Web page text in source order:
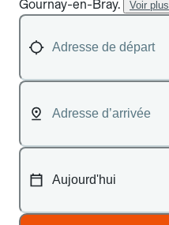
Gournay-en-Bray.
Voir plus